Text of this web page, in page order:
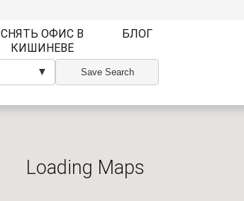
СНЯТЬ ОФИС В
КИШИНЕВЕ
БЛОГ
▼ Save Search
Loading Maps